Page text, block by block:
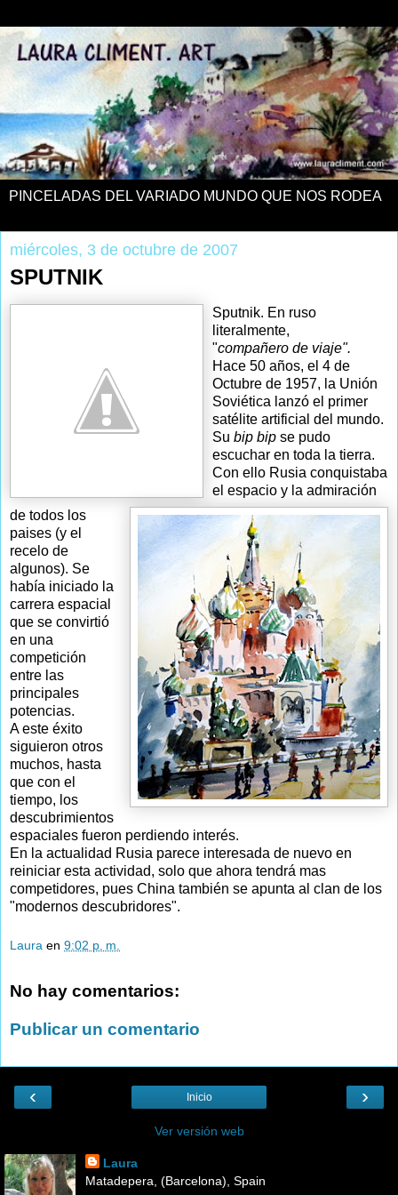
PINCELADAS DEL VARIADO MUNDO QUE NOS RODEA
miércoles, 3 de octubre de 2007
SPUTNIK
Sputnik. En ruso
literalmente,
"compañero de viaje".
Hace 50 años, el 4 de
Octubre de 1957, la Unión
Soviética lanzó el primer
satélite artificial del mundo.
Su bip bip se pudo
escuchar en toda la tierra.
Con ello Rusia conquistaba
el espacio y la admiración
de todos los
paises (y el
recelo de
algunos). Se
había iniciado la
carrera espacial
que se convirtió
en una
competición
entre las
principales
potencias.
A este éxito
siguieron otros
muchos, hasta
que con el
tiempo, los
descubrimientos
espaciales fueron perdiendo interés.
En la actualidad Rusia parece interesada de nuevo en
reiniciar esta actividad, solo que ahora tendrá mas
competidores, pues China también se apunta al clan de los
"modernos descubridores".
Laura en 9:02 p. m.
No hay comentarios:
Publicar un comentario
‹ ›
Inicio
Ver versión web
Laura
Matadepera, (Barcelona), Spain